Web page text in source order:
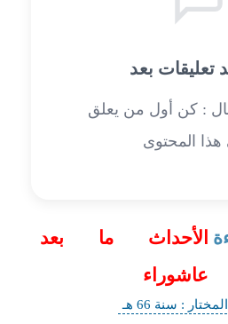
تعليقات بعد
: كن أول من يعلق
المحتوى
الأحداث ما بعد
عاشوراء
: سنة 66 هـ